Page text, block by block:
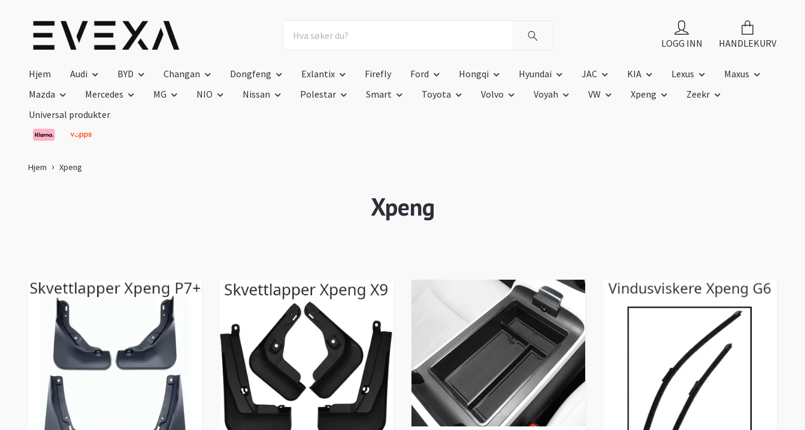
LOGG INN HANDLEKURV
Hjem Audi BYD Changan Dongfeng Exlantix Firefly Ford Hongqi Hyundai JAC KIA Lexus
Maxus
Mazda
Mercedes MG NIO Nissan Polestar Smart Toyota Volvo Voyah VW Xpeng
Zeekr
Universal produkter
Hjem Xpeng
Xpeng